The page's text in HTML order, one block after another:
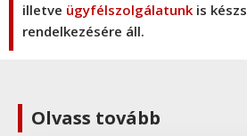
illetve ügyfélszolgálatunk is
rendelkezésére áll.
Olvass tovább